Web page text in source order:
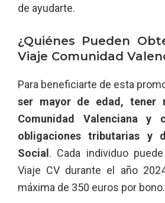
de ayudarte.
¿Quiénes Pueden
Viaje Comunidad
Para beneficiarte de esta
ser mayor de edad, tener
Comunidad Valenciana y
obligaciones tributarias y
Social . Cada individuo
Viaje CV durante el año
máxima de 350 euros por bono.